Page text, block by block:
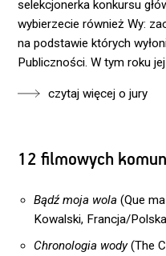
selekcjonerka konkursu
wybierzecie również Wy:
na podstawie których
Publiczności. W tym roku
czytaj więcej o jury
12 filmowych
Bądź moja wola (Que
Kowalski, Francja/
Chronologia wody(The